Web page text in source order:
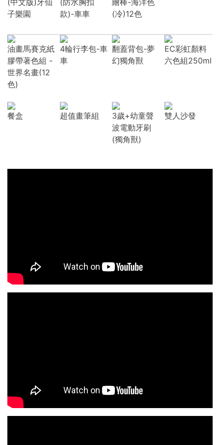
子樂園
款)-車車
(冷)12色
油畫馬賽克紙
膠帶著色組 -
世界名畫(12
色)
4輪行李包-車
車
翻蓋背包-夢
幻獨角獸
EC彩虹顏料
六色組250ml
餐盒 超值畫筆組
3歲+幼童聲
波電動牙刷
(獨角獸)
雙人沙發